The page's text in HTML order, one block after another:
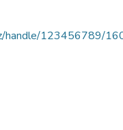
handle/123456789/